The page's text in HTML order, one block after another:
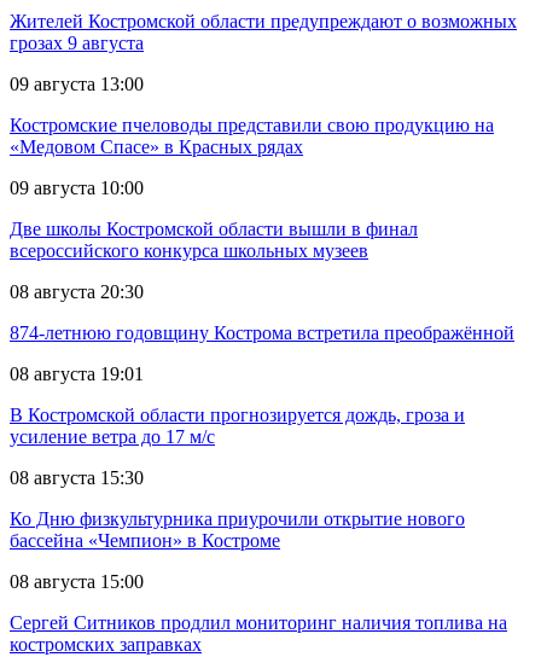
Жителей Костромской области предупреждают о возможных
грозах 9 августа
09 августа 13:00
Костромские пчеловоды представили свою продукцию на
«Медовом Спасе» в Красных рядах
09 августа 10:00
Две школы Костромской области вышли в финал
всероссийского конкурса школьных музеев
08 августа 20:30
874-летнюю годовщину Кострома встретила преображённой
08 августа 19:01
В Костромской области прогнозируется дождь, гроза и
усиление ветра до 17 м/с
08 августа 15:30
Ко Дню физкультурника приурочили открытие нового
бассейна «Чемпион» в Костроме
08 августа 15:00
Сергей Ситников продлил мониторинг наличия топлива на
костромских заправках